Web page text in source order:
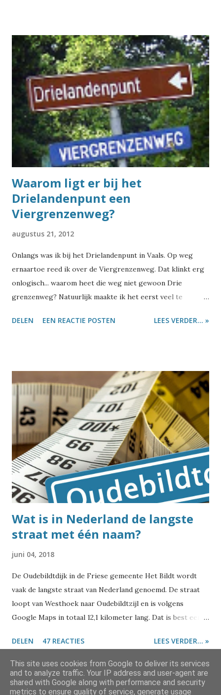
Aan de ene kant zijn er best veel straatnamen die heel vaak
voorkomen, en lijkt er dus weinig ruimte voor echt unieke
straatnamen. Maar aan de andere kant komen er eigenlijk
best vaak vreemde straatnamen voorbij waarvan je je haast
niet voor kunt stellen dat er meer straten zijn die zo heten.
Ik heb het eindelijk uitgezocht. Om het antwoord op de
vraag te vinden, ben ik weer eens in de BAG-database
gedoken. Dat is de database van de Basisregistraties
Adressen en Gebouwen, en daarin s...
Waarom ligt er bij het
Drielandenpunt een
Viergrenzenweg?
augustus 21, 2012
Onlangs was ik bij het Drielandenpunt in Vaals. Op weg
ernaartoe reed ik over de Viergrenzenweg. Dat klinkt erg
onlogisch... waarom heet die weg niet gewoon Drie
grenzenweg? Natuurlijk maakte ik het eerst veel te
school. Er staan vier bomen langs de weg en een man wil
vier bomen staan, heb je immers ook vier slingers nodig.
Maar zo zit het dus niet. En als je drie landen hebt, zitten
daar ook zeker geen vier grenzen tussen. Maar hoe komt
de Viergrenzenweg dan aan zijn naam? Dat is heel
eenvoudig: ons Drielandenpunten was ooit een
Vierlandenpunt. Behalve Nederland, België en Duitsland
kwam ook Neutraal Moresnet nog op dit punt uit. Neutraal
Moresnet? Na de val van Napoleon werden in 1815 tijdens
het Congres van Wenen nieuwe afspraken gemaakt over de
lan...
DELEN EEN REACTIE POSTEN LEES VERDER... »
Wat is in Nederland de langste
straat met één naam?
juni 04, 2018
De Oudebildtdijk in de Friese gemeente Het Bildt wordt
vaak de langste straat van Nederland genoemd. De straat
loopt van Westhoek naar Oudebildtzijl en is volgens
Google Maps in totaal 12,1 kilometer lang. Dat is best een
straat van Nederland? En meer specifiek: de langste straat
die van begin tot eind dezelfde straatnaam heeft? Ik zal het
maar meteen verklappen: dat is dus niet. Als je gaat zoeken
naar 'langste straat van Nederland' kom je allerlei
DELEN 47 REACTIES LEES VERDER... »
This site uses cookies from Google to deliver its services
and to analyze traffic. Your IP address and user-agent are
shared with Google along with performance and security
metrics to ensure quality of service, generate usage